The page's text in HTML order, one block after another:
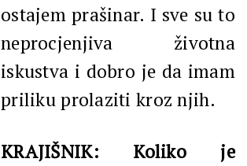
ostajem prašinar. I sve su to
neprocjenjiva životna
iskustva i dobro je da imam
priliku prolaziti kroz njih.
KRAJIŠNIK: Koliko je